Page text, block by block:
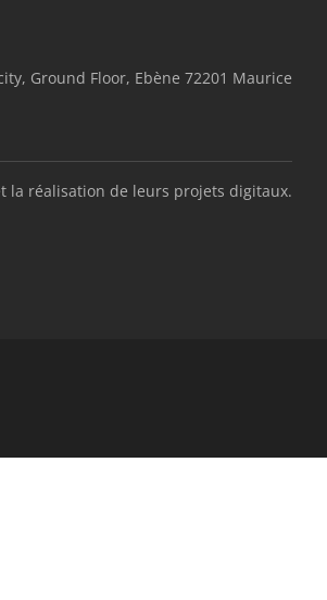
Ground Floor, Ebène 72201 Maurice
la réalisation de leurs projets digitaux.